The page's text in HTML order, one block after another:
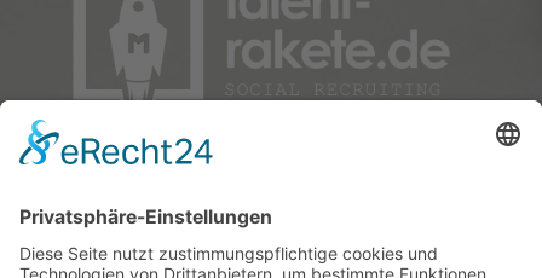
Mit Social Recruiting durchstarten: Verlassen Sie alte
talent-rakete.de - powered by Faktor M Consulting